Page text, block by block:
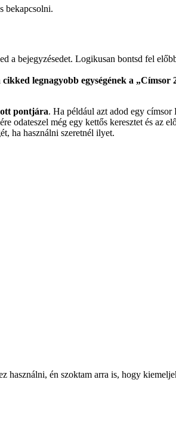
bekapcsolni.
a bejegyzésedet. Logikusan bontsd fel
legnagyobb egységének a „Címsor
pontjára. Ha például azt adod egy
odateszel még egy kettős keresztet és az
ha használni szeretnél ilyet.
én szoktam arra is, hogy